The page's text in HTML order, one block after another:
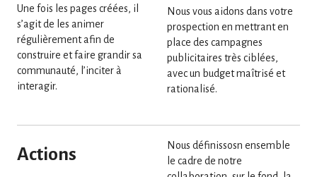
Une fois les pages créées, il
s’agit de les animer
régulièrement afin de
construire et faire grandir sa
communauté, l’inciter à
interagir.
Nous vous aidons dans votre
prospection en mettrant en
place des campagnes
publicitaires très ciblées,
avec un budget maîtrisé et
rationalisé.
Actions
Nous définissosn ensemble
le cadre de notre